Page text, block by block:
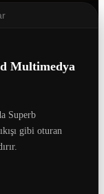
Multimedya
Superb
gibi oturan